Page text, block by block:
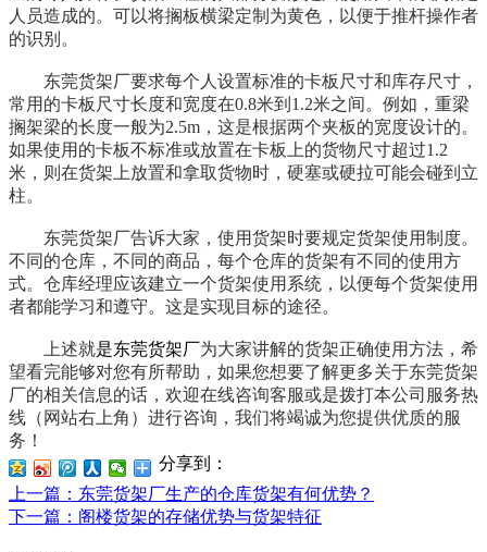
人员造成的。可以将搁板横梁定制为黄色，以便于推杆操作者
的识别。
东莞货架厂要求每个人设置标准的卡板尺寸和库存尺寸，
常用的卡板尺寸长度和宽度在0.8米到1.2米之间。例如，重梁
搁架梁的长度一般为2.5m，这是根据两个夹板的宽度设计的。
如果使用的卡板不标准或放置在卡板上的货物尺寸超过1.2
米，则在货架上放置和拿取货物时，硬塞或硬拉可能会碰到立
柱。
东莞货架厂告诉大家，使用货架时要规定货架使用制度。
不同的仓库，不同的商品，每个仓库的货架有不同的使用方
式。仓库经理应该建立一个货架使用系统，以便每个货架使用
者都能学习和遵守。这是实现目标的途径。
上述就是东莞货架厂为大家讲解的货架正确使用方法，希
望看完能够对您有所帮助，如果您想要了解更多关于东莞货架
厂的相关信息的话，欢迎在线咨询客服或是拨打本公司服务热
线（网站右上角）进行咨询，我们将竭诚为您提供优质的服
务！
分享到：
上一篇 ：东莞货架厂生产的仓库货架有何优势？
下一篇 ：阁楼货架的存储优势与货架特征